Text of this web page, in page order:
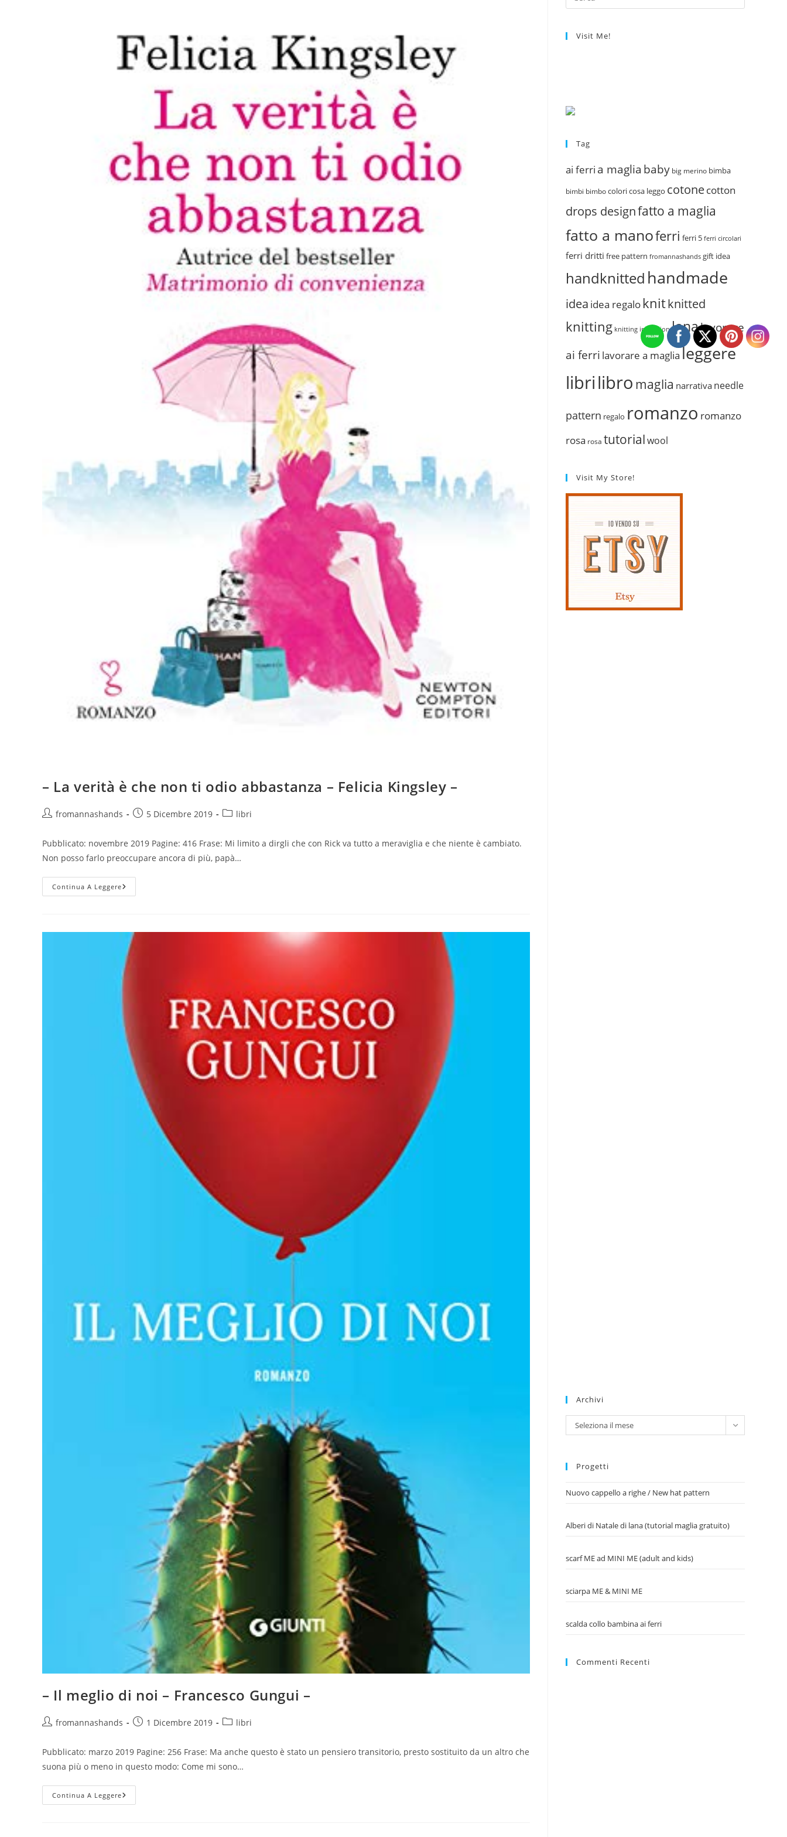
– La verità è che non ti odio abbastanza – Felicia Kingsley –
Autorefromannashands
Articolo5 Dicembre 2019
Categoria
libri
Pubblicato: novembre 2019 Pagine: 416 Frase: Mi limito a dirgli che con Rick va tutto a meraviglia e che niente è cambiato.
Non posso farlo preoccupare ancora di più, papà…
Continua A Leggere–
La
Ti
Odio
Abbastanza
–
Felicia
Kingsley
– Il meglio di noi – Francesco Gungui –
Autorefromannashands
Articolo1 Dicembre 2019
Categoria
libri
Pubblicato: marzo 2019 Pagine: 256 Frase: Ma anche questo è stato un pensiero transitorio, presto sostituito da un altro che
suona più o meno in questo modo: Come mi sono…
Continua A Leggere–
Il
Visit Me!
Tag
ai ferri a maglia baby big merino bimba
bimbi bimbocoloricosa leggo cotonecotton
drops designfatto a maglia
fatto a manoferri ferri 5 ferri circolari
ferri dritti free pattern fromannashands gift idea
handknitted handmade
idea idea regalo knitknitted
knitting knitting inspiation lanalavorare
ai ferri lavorare a maglialeggere
librilibro maglia narrativa needle
pattern regalo romanzo romanzo
rosa rosa tutorialwool
Visit My Store!
Archivi
Archivi
Seleziona il mese
Progetti
Nuovo cappello a righe / New hat pattern
Alberi di Natale di lana (tutorial maglia gratuito)
scarf ME ad MINI ME (adult and kids)
sciarpa ME & MINI ME
scalda collo bambina ai ferri
Commenti Recenti